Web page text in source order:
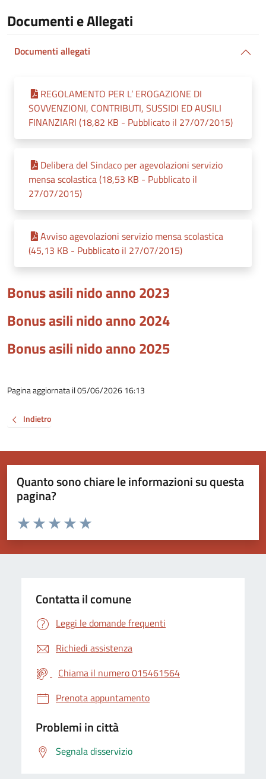
Documenti e Allegati
Documenti allegati
REGOLAMENTO PER L’ EROGAZIONE DI
SOVVENZIONI, CONTRIBUTI, SUSSIDI ED AUSILI
FINANZIARI (18,82 KB - Pubblicato il 27/07/2015)
Delibera del Sindaco per agevolazioni servizio
mensa scolastica (18,53 KB - Pubblicato il
27/07/2015)
Avviso agevolazioni servizio mensa scolastica
(45,13 KB - Pubblicato il 27/07/2015)
Bonus asili nido anno 2023
Bonus asili nido anno 2024
Bonus asili nido anno 2025
Pagina aggiornata il 05/06/2026 16:13
Indietro
Quanto sono chiare le informazioni su questa
pagina?
Valuta da 1 a 5 stelle la pagina
Valuta 5 stelle su 5
Valuta 4 stelle su 5
Valuta 3 stelle su 5
Valuta 2 stelle su 5
Valuta 1 stelle su 5
Contatta il comune
Leggi le domande frequenti
Richiedi assistenza
Chiama il numero 015461564
Prenota appuntamento
Problemi in città
Segnala disservizio